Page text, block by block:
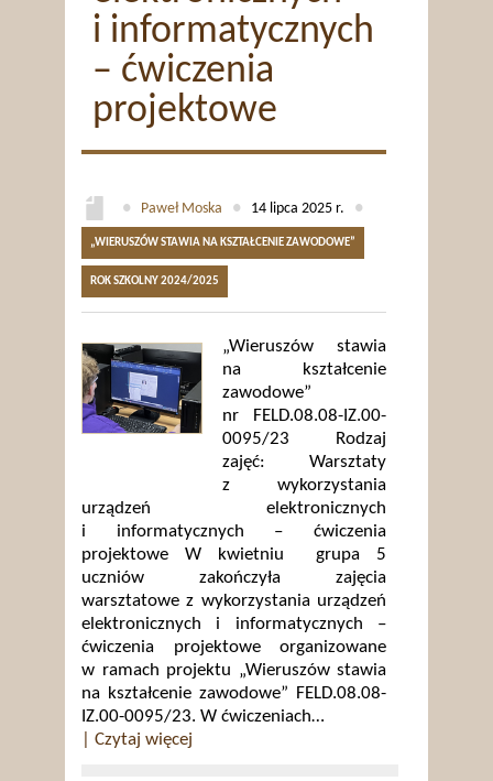
i informatycznych
– ćwiczenia
projektowe
● Paweł Moska ● 14 lipca 2025 r. ●
„WIERUSZÓW STAWIA NA KSZTAŁCENIE ZAWODOWE”
ROK SZKOLNY 2024/2025
„Wieruszów stawia
na kształcenie
zawodowe”
nr FELD.08.08-IZ.00-
0095/23 Rodzaj
zajęć: Warsztaty
z wykorzystania
urządzeń elektronicznych
i informatycznych – ćwiczenia
projektowe W kwietniu grupa 5
uczniów zakończyła zajęcia
warsztatowe z wykorzystania urządzeń
elektronicznych i informatycznych –
ćwiczenia projektowe organizowane
w ramach projektu „Wieruszów stawia
na kształcenie zawodowe” FELD.08.08-
IZ.00-0095/23. W ćwiczeniach…
| Czytaj więcej